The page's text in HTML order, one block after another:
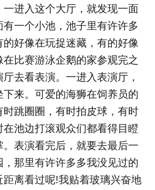
进入这个大厅，就发现一面
一个小池，池子里有许许多
好像在玩捉迷藏，有的好像
比赛游泳企鹅的家参观完之
去看表演。一进入表演厅，
来。可爱的海狮在饲养员的
跳圈圈，有时拍皮球，有时
池边打滚观众们都看得目瞪
表演看完后，就要去最后一
那里有许许多多我没见过的
离看过呢!我贴着玻璃兴奋地